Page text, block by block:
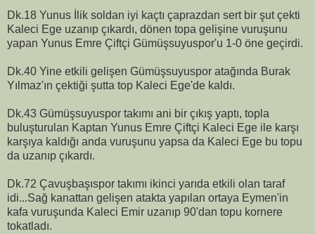
Dk.18 Yunus İlik soldan iyi kaçtı çaprazdan sert bir şut çekti
Kaleci Ege uzanıp çıkardı, dönen topa gelişine vuruşunu
yapan Yunus Emre Çiftçi Gümüşsuyuspor'u 1-0 öne geçirdi.
Dk.40 Yine etkili gelişen Gümüşsuyuspor atağında Burak
Yılmaz'ın çektiği şutta top Kaleci Ege'de kaldı.
Dk.43 Gümüşsuyuspor takımı ani bir çıkış yaptı, topla
buluşturulan Kaptan Yunus Emre Çiftçi Kaleci Ege ile karşı
karşıya kaldığı anda vuruşunu yapsa da Kaleci Ege bu topu
da uzanıp çıkardı.
Dk.72 Çavuşbaşıspor takımı ikinci yarıda etkili olan taraf
idi...Sağ kanattan gelişen atakta yapılan ortaya Eymen'in
kafa vuruşunda Kaleci Emir uzanıp 90'dan topu kornere
tokatladı.